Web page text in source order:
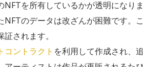
を所有しているかが透明になりま
NFTのデータは改ざんが困難です。
されます。
コントラクト を利用して作成され、